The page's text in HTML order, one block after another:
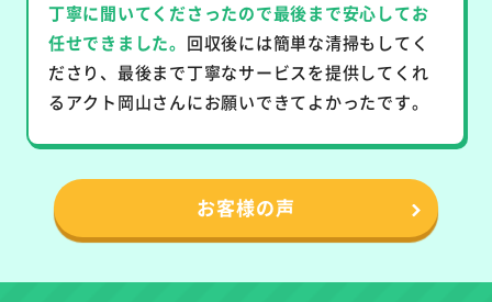
丁寧に聞いてくださったので最後まで安心してお
任せできました。 回収後には簡単な清掃もしてく
ださり、最後まで丁寧なサービスを提供してくれ
るアクト岡山さんにお願いできてよかったです。
お客様の声